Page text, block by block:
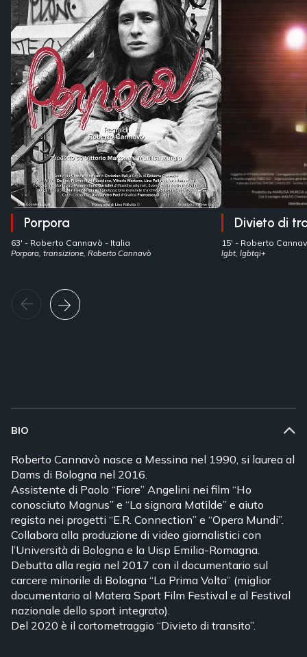
Porpora
63' - Roberto Cannavò - Italia
Porpora, transizione, Roberto Cannavò
Divieto di
15' - Roberto
lgbt, lgbtqi+
BIO
Roberto Cannavò nasce a Messina nel 1990, si laurea al
Dams di Bologna nel 2016.
Assistente di Paolo “Fiore” Angelini nei film “Ho
conosciuto Magnus” e “La signora Matilde” e aiuto
regista nei progetti “E.R. Connection” e “Opera Mundi”.
Collabora alla produzione di video giornalistici con
l’Università di Bologna e la Uisp Emilia-Romagna.
Debutta alla regia nel 2017 con il documentario sul
carcere minorile di Bologna “La Prima Volta” (miglior
documentario al Matera Sport Film Festival e al Festival
nazionale dello sport integrato).
Del 2020 è il cortometraggio “Divieto di transito”.